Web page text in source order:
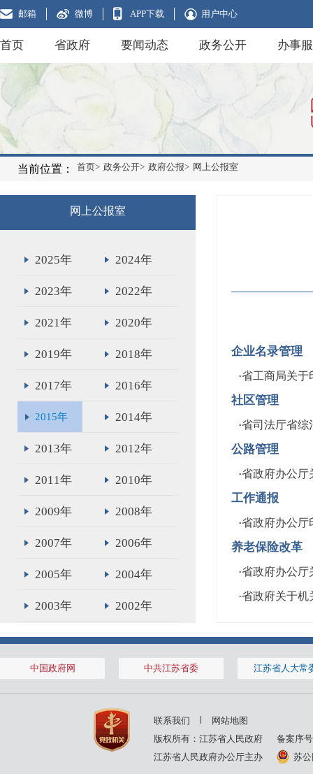
邮箱 微博 APP下载 用户中心
首页 省政府 要闻动态 政务公开 办事
当前位置： 首页> 政务公开> 政府公报> 网上公报室
网上公报室
2025年 2024年
2023年 2022年
2021年 2020年
2019年 2018年
2017年 2016年
2015年 2014年
2013年 2012年
2011年 2010年
2009年 2008年
2007年 2006年
2005年 2004年
2003年 2002年
2001年 2000年
1999年
企业名录管理
·省工商局关于
社区管理
·省司法厅省综
公路管理
·省政府办公厅
工作通报
·省政府办公厅
养老保险改革
·省政府办公厅
·省政府关于机
中国政府网 中共江苏省委 江苏省人大常
联系我们
网站地图
版权所有：江苏省人民政府
备案序
江苏省人民政府办公厅主办
苏